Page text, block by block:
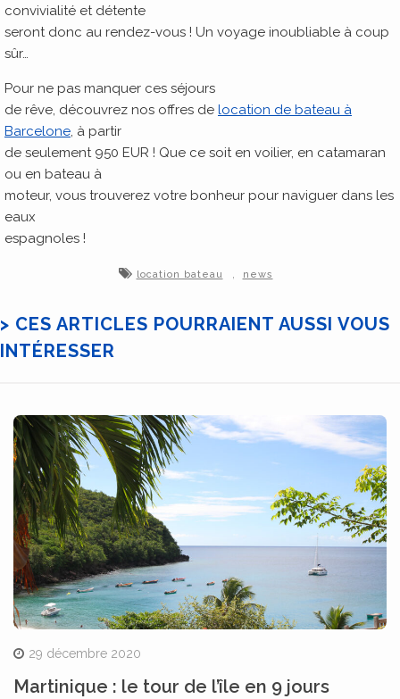
convivialité et détente
seront donc au rendez-vous ! Un voyage inoubliable à coup
sûr…
Pour ne pas manquer ces séjours
de rêve, découvrez nos offres de location de bateau à
Barcelone, à partir
de seulement 950 EUR ! Que ce soit en voilier, en catamaran
ou en bateau à
moteur, vous trouverez votre bonheur pour naviguer dans les
eaux
espagnoles !
location bateau news
> CES ARTICLES POURRAIENT AUSSI VOUS
INTÉRESSER
29 décembre 2020
Martinique : le tour de l’île en 9 jours